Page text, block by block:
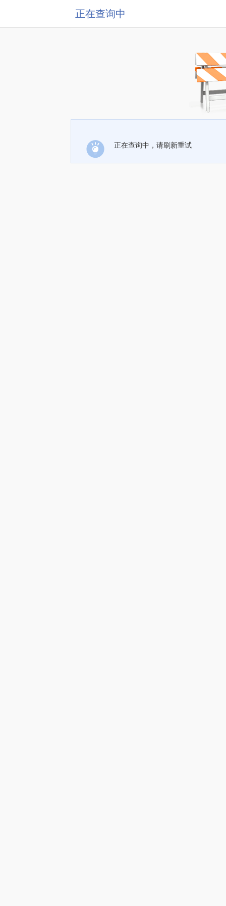
正在查询中
正在查询中，请刷新重试